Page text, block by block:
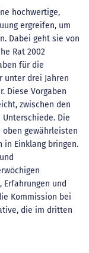
hochwertige,
ergreifen, um
Dabei geht sie von
Rat 2002
für die
unter drei Jahren
Diese Vorgaben
zwischen den
Die
gewährleisten
Einklang bringen.
und
Kommission bei
die im dritten